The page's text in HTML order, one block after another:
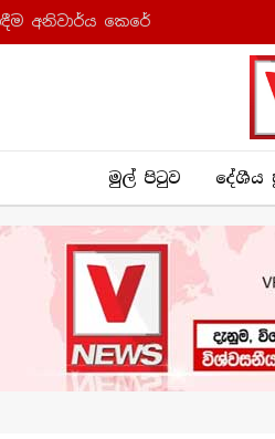
අනිවාර්ය කෙරේ
මුල් පිටුව දේශීය